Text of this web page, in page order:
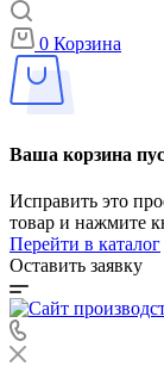
0 Корзина
Ваша корзина
Исправить это
товар и нажмите
Перейти в каталог
Оставить заявку